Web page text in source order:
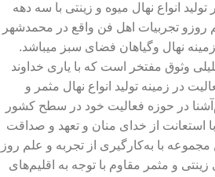
انواع نهال میوه و زینتی با سه دهه
روزو تجربیات اهل فن واقع در محمدشهر
نهال وگیاهان فضای سبز میباشد.
وثوق مفتخر است که با یاری خداوند
در زمینه تولید انواع نهال مثمر و
در حوزه فعالیت خود در سطح کشور
استعانت از خدای منان و تعهد و صداقت
با به‌کارگیری از تجربه و علم روز
زینتی و مثمر مقاوم با توجه به اقلیم‌های